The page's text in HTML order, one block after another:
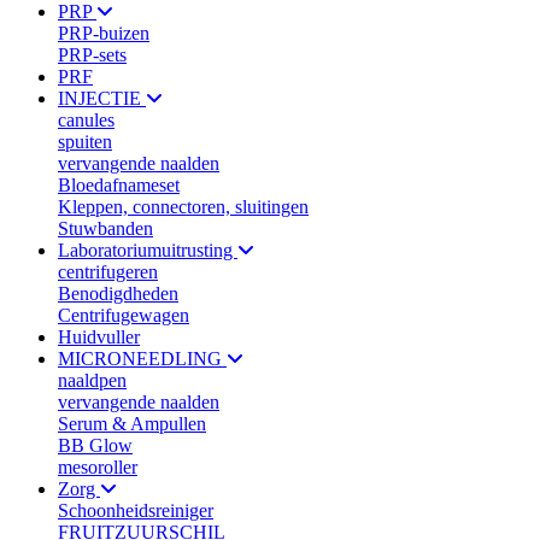
PRP
PRP-buizen
PRP-sets
PRF
INJECTIE
canules
spuiten
vervangende naalden
Bloedafnameset
Kleppen, connectoren, sluitingen
Stuwbanden
Laboratoriumuitrusting
centrifugeren
Benodigdheden
Centrifugewagen
Huidvuller
MICRONEEDLING
naaldpen
vervangende naalden
Serum & Ampullen
BB Glow
mesoroller
Zorg
Schoonheidsreiniger
FRUITZUURSCHIL